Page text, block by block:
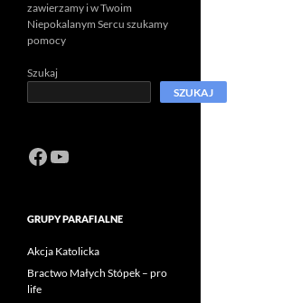
zawierzamy i w Twoim
Niepokalanym Sercu szukamy
pomocy
Szukaj
SZUKAJ
Facebook
https://
GRUPY PARAFIALNE
Akcja Katolicka
Bractwo Małych Stópek – pro
life